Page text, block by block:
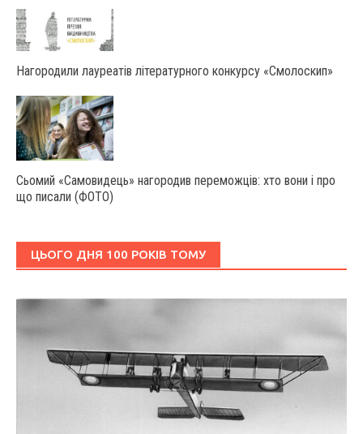
Нагородили лауреатів літературного конкурсу «Смолоскип»
Сьомий «Самовидець» нагородив переможців: хто вони і про
що писали (ФОТО)
ЦЬОГО ДНЯ 100 РОКІВ ТОМУ